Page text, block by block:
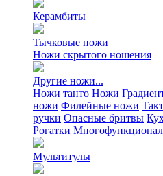
Керамбиты
Тычковые ножи
Ножи скрытого ношения
Другие ножи...
Ножи танто Ножи
ножи Филейные ножи
ручки Опасные бритвы
Рогатки
Мультитулы